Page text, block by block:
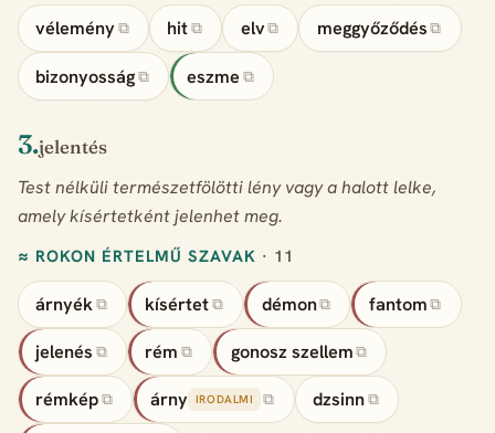
vélemény ⧉ hit ⧉ elv⧉ meggyőződés ⧉
bizonyosság ⧉ eszme ⧉
3.jelentés
Test nélküli természetfölötti lény vagy a halott lelke,
amely kísértetként jelenhet meg.
≈ ROKON ÉRTELMŰ SZAVAK · 11
árnyék ⧉ kísértet ⧉ démon⧉ fantom ⧉
jelenés ⧉ rém ⧉ gonosz szellem ⧉
rémkép ⧉ árny IRODALMI ⧉ dzsinn ⧉